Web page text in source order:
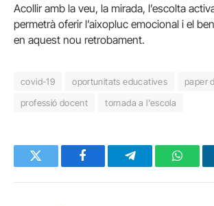
Acollir amb la veu, la mirada, l’escolta
permetrà oferir l’aixopluc emocional i el
en aquest nou retrobament.
covid-19 oportunitats educatives
paper
professió docent
tornada a l'escola
Twitter FacebookTelegram